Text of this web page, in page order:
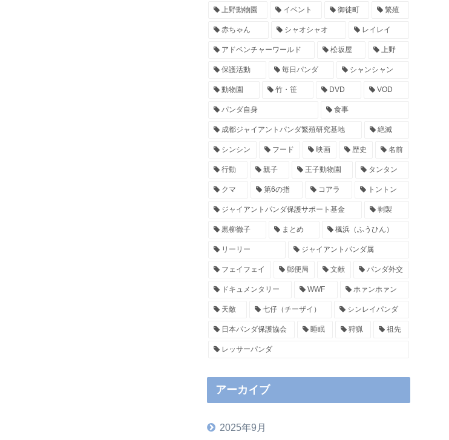
上野動物園 イベント 御徒町 繁殖
赤ちゃん シャオシャオ レイレイ
アドベンチャーワールド 松坂屋 上野
保護活動 毎日パンダ シャンシャン
動物園 竹・笹 DVD VOD
パンダ自身 食事
成都ジャイアントパンダ繁殖研究基地 絶滅
シンシン フード 映画 歴史 名前
行動 親子 王子動物園 タンタン
クマ 第6の指 コアラ トントン
ジャイアントパンダ保護サポート基金 剥製
黒柳徹子 まとめ 楓浜（ふうひん）
リーリー ジャイアントパンダ属
フェイフェイ 郵便局 文献 パンダ外交
ドキュメンタリー WWF ホァンホァン
天敵 七仔（チーザイ） シンレイパンダ
日本パンダ保護協会 睡眠 狩猟 祖先
レッサーパンダ
アーカイブ
2025年9月